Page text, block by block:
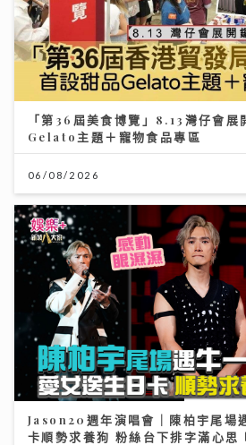
「第36屆美食博覽」8.13灣仔會展
Gelato主題＋寵物食品專區
06/08/2026
Jason20週年演唱會｜陳柏宇尾場
卡順勢求養狗 粉絲台下排字滿心思